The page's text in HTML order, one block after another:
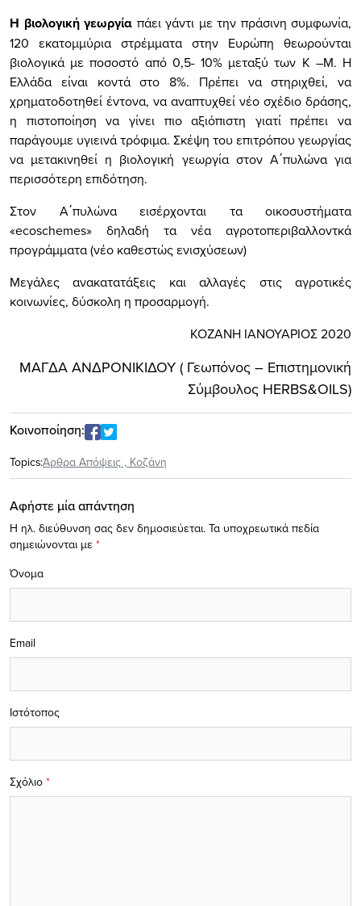
Η βιολογική γεωργία πάει γάντι με την πράσινη συμφωνία,
120 εκατομμύρια στρέμματα στην Ευρώπη θεωρούνται
βιολογικά με ποσοστό από 0,5- 10% μεταξύ των Κ –Μ. Η
Ελλάδα είναι κοντά στο 8%. Πρέπει να στηριχθεί, να
χρηματοδοτηθεί έντονα, να αναπτυχθεί νέο σχέδιο δράσης,
η πιστοποίηση να γίνει πιο αξιόπιστη γιατί πρέπει να
παράγουμε υγιεινά τρόφιμα. Σκέψη του επιτρόπου γεωργίας
να μετακινηθεί η βιολογική γεωργία στον Α΄πυλώνα για
περισσότερη επιδότηση.
Στον Α΄πυλώνα εισέρχονται τα οικοσυστήματα
«ecoschemes» δηλαδή τα νέα αγροτοπεριβαλλοντκά
προγράμματα (νέο καθεστώς ενισχύσεων)
Μεγάλες ανακατατάξεις και αλλαγές στις αγροτικές
κοινωνίες, δύσκολη η προσαρμογή.
ΚΟΖΑΝΗ ΙΑΝΟΥΑΡΙΟΣ 2020
ΜΑΓΔΑ ΑΝΔΡΟΝΙΚΙΔΟΥ ( Γεωπόνος – Επιστημονική
Σύμβουλος HERBS&OILS)
Κοινοποίηση:
Topics:Άρθρα Απόψεις , Κοζάνη
Αφήστε μία απάντηση
Η ηλ. διεύθυνση σας δεν δημοσιεύεται. Τα υποχρεωτικά πεδία
σημειώνονται με *
Σχόλιο *
Όνομα
Email
Ιστότοπος